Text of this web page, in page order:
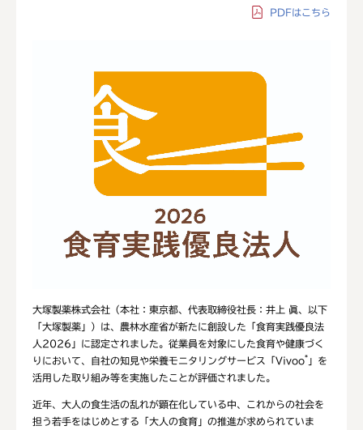
PDFはこちら
大塚製薬株式会社（本社：東京都、代表取締役社長：井上 眞、以下
「大塚製薬」）は、農林水産省が新たに創設した「食育実践優良法
人2026」に認定されました。従業員を対象にした食育や健康づく
りにおいて、自社の知見や栄養モニタリングサービス「Vivoo* 」を
活用した取り組み等を実施したことが評価されました。
近年、大人の食生活の乱れが顕在化している中、これからの社会を
担う若手をはじめとする「大人の食育」の推進が求められていま